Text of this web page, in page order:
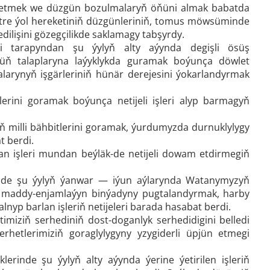
we düzgün bozulmalaryň öňüni almak babatda
ýol hereketiniň düzgünleriniň, tomus möwsüminde
gözegçilikde saklamagy tabşyrdy.
tarapyndan şu ýylyň alty aýynda degişli ösüş
talaplaryna laýyklykda guramak boýunça döwlet
işgärleriniň hünär derejesini ýokarlandyrmak
goramak boýunça netijeli işleri alyp barmagyň
milli bähbitlerini goramak, ýurdumyzda durnuklylygy
berdi.
işleri mundan beýläk-de netijeli dowam etdirmegiň
şu ýylyň ýanwar — iýun aýlarynda Watanymyzyň
enjamlaýyn binýadyny pugtalandyrmak, harby
barlan işleriň netijeleri barada hasabat berdi.
serhediniň dost-doganlyk serhedidigini belledi
goraglylygyny yzygiderli üpjün etmegi
şu ýylyň alty aýynda ýerine ýetirilen işleriň